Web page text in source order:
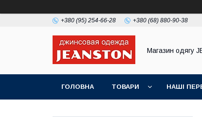
+380 (95) 254-66-28 +380 (68) 880-90-38
Магазин одягу
ГОЛОВНА ТОВАРИ НАШІ